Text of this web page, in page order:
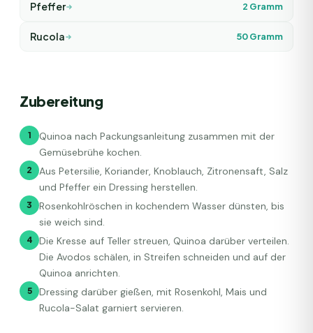
Pfeffer 2 Gramm
Rucola 50Gramm
Zubereitung
1
Quinoa nach Packungsanleitung zusammen mit der
Gemüsebrühe kochen.
2
Aus Petersilie, Koriander, Knoblauch, Zitronensaft, Salz
und Pfeffer ein Dressing herstellen.
3
Rosenkohlröschen in kochendem Wasser dünsten, bis
sie weich sind.
4
Die Kresse auf Teller streuen, Quinoa darüber verteilen.
Die Avodos schälen, in Streifen schneiden und auf der
Quinoa anrichten.
5
Dressing darüber gießen, mit Rosenkohl, Mais und
Rucola-Salat garniert servieren.